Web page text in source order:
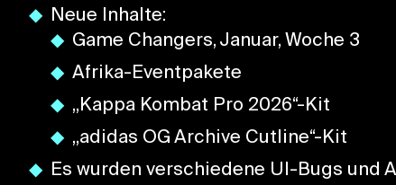
Neue Inhalte:
Game Changers, Januar, Woche 3
Afrika-Eventpakete
„Kappa Kombat Pro 2026“-Kit
„adidas OG Archive Cutline“-Kit
Es wurden verschiedene UI-Bugs und